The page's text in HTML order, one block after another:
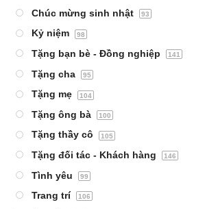
Chúc mừng sinh nhật 93
Kỷ niệm 98
Tặng bạn bè - Đồng nghiệp 141
Tặng cha 95
Tặng mẹ 104
Tặng ông bà 100
Tặng thầy cô 105
Tặng đối tác - Khách hàng 146
Tình yêu 99
Trang trí 106